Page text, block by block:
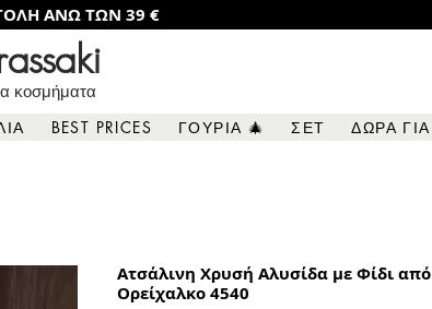
ΑΝΩ ΤΩΝ 39 €
κοσμήματα
BEST PRICES ΓΟΥΡΙΑ 🎄 ΣΕΤ ΔΩΡΑ ΓΙΑ
Ατσάλινη Χρυσή Αλυσίδα με Φίδι από
Ορείχαλκο 4540